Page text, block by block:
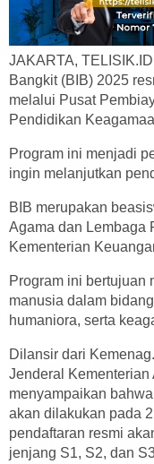
JAKARTA,
Bangkit (BIB) 2025
melalui Pusat
Pendidikan
Program ini menjadi
ingin melanjutkan
BIB merupakan
Agama dan Lembaga
Kementerian
Program ini bertujuan
manusia dalam
humaniora, serta
Dilansir dari
Jenderal Kementerian
menyampaikan
akan dilakukan pada
pendaftaran resmi
jenjang S1, S2, dan